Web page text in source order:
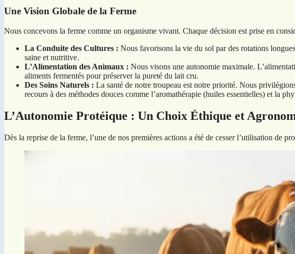
Une Vision Globale de la Ferme
Nous concevons la ferme comme un organisme vivant. Chaque décision est prise en
La Conduite des Cultures : Nous favorisons la vie du sol par des rotations
saine et nutritive.
L’Alimentation des Animaux : Nous visons une autonomie maximale.
aliments fermentés pour préserver la pureté du lait cru.
Des Soins Naturels : La santé de notre troupeau est notre priorité. Nous
recours à des méthodes douces comme l’aromathérapie (huiles essentielles) et la
L’Autonomie Protéique : Un Choix Éthique et
Dès la reprise de la ferme, l’une de nos premières actions a été de cesser l’utilisation de